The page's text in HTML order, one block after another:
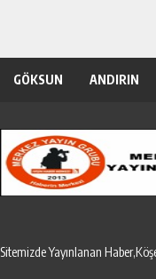
GÖKSUN ANDIRIN
Sitemizde Yayınlanan